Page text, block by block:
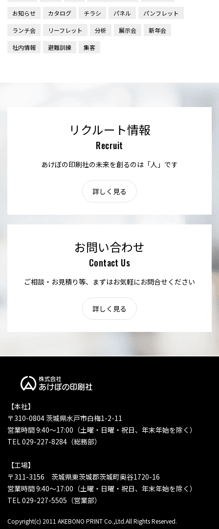
お知らせ カタログ チラシ パネル パンフレット
ランチ会 リーフレット 分析 展示会 新年会
社内情報 避難訓練 集客
リクルート情報
Recruit
あけぼの印刷社の未来を創るのは「人」です
詳しく見る
お問い合わせ
Contact Us
ご相談・お見積り等、まずはお気軽にお問合せください
詳しく見る
【本社】
〒310-0804 茨城県水戸市白梅1-2-11
営業時間 9:40〜17:00（土曜・日曜・祝日、年末年始を除く）
TEL 029-227-8284（総務部）
【工場】
〒311-3156 茨城県東茨城郡茨城町奥谷1720-16
営業時間 9:40〜17:00（土曜・日曜・祝日、年末年始を除く）
TEL 029-227-5505（営業部）
Copyright(c) 2011 AKEBONO PRINT Co.,Ltd.All Rights Reserved.